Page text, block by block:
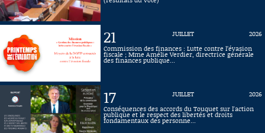
AIDE À LA DÉCOUPE
DE VIDÉOS
Évènements
Connaissance, Histoire
21 JUILLET
2026
Commission des finances : Lutte contre l’évasion
fiscale ; Mme Amélie Verdier, directrice générale
des finances publique...
17 JUILLET
2026
Conséquences des accords du Touquet sur l'action
publique et le respect des libertés et droits
fondamentaux des personne...